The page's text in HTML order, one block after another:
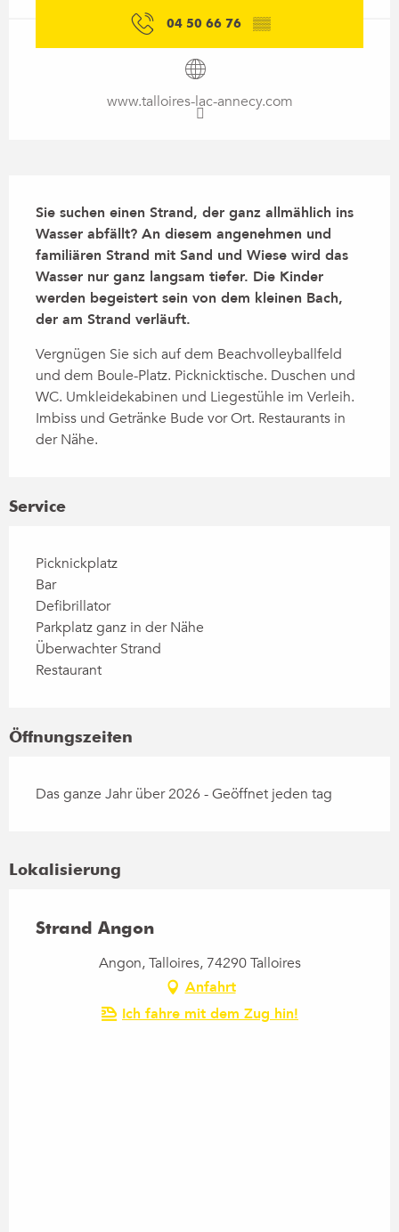
04 50 66 76 ▒▒
www.talloires-lac-annecy.com
Sie suchen einen Strand, der ganz allmählich ins
Wasser abfällt? An diesem angenehmen und
familiären Strand mit Sand und Wiese wird das
Wasser nur ganz langsam tiefer. Die Kinder
werden begeistert sein von dem kleinen Bach,
der am Strand verläuft.
Vergnügen Sie sich auf dem Beachvolleyballfeld
und dem Boule-Platz. Picknicktische. Duschen und
WC. Umkleidekabinen und Liegestühle im Verleih.
Imbiss und Getränke Bude vor Ort. Restaurants in
der Nähe.
Service
Picknickplatz
Bar
Defibrillator
Parkplatz ganz in der Nähe
Überwachter Strand
Restaurant
Öffnungszeiten
Das ganze Jahr über 2026 - Geöffnet jeden tag
Lokalisierung
Strand Angon
Angon, Talloires, 74290 Talloires
Anfahrt
Ich fahre mit dem Zug hin!